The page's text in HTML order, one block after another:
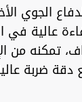
الجوي
عالية في
تمكنه من
ضربة